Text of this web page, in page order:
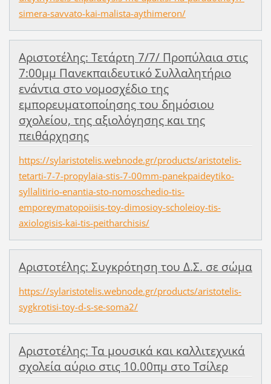
simera-savvato-kai-malista-aythimeron/
Αριστοτέλης: Τετάρτη 7/7/ Προπύλαια στις
7:00μμ Πανεκπαιδευτικό Συλλαλητήριο
ενάντια στο νομοσχέδιο της
εμπορευματοποίησης του δημόσιου
σχολείου, της αξιολόγησης και της
πειθάρχησης
https://sylaristotelis.webnode.gr/products/aristotelis-
tetarti-7-7-propylaia-stis-7-00mm-panekpaideytiko-
syllalitirio-enantia-sto-nomoschedio-tis-
emporeymatopoiisis-toy-dimosioy-scholeioy-tis-
axiologisis-kai-tis-peitharchisis/
Αριστοτέλης: Συγκρότηση του Δ.Σ. σε σώμα
https://sylaristotelis.webnode.gr/products/aristotelis-
sygkrotisi-toy-d-s-se-soma2/
Aριστοτέλης: Τα μουσικά και καλλιτεχνικά
σχολεία αύριο στις 10.00πμ στο Τσίλερ